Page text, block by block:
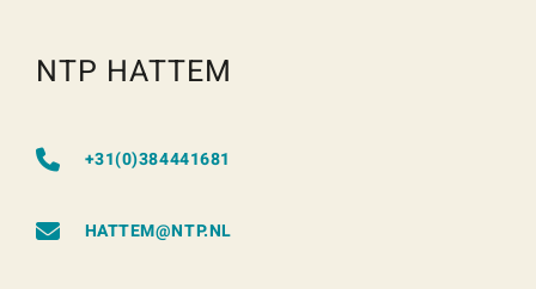
NTP HATTEM
+31(0)384441681
HATTEM@NTP.NL